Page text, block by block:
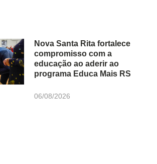
Nova Santa Rita fortalece
compromisso com a
educação ao aderir ao
programa Educa Mais RS
06/08/2026